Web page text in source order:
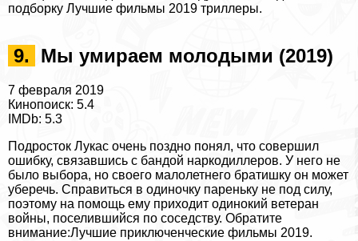
подборку Лучшие фильмы 2019 триллеры.
9. Мы умираем молодыми (2019)
7 февраля 2019
Кинопоиск: 5.4
IMDb: 5.3
Подросток Лукас очень поздно понял, что совершил
ошибку, связавшись с бандой наркодиллеров. У него не
было выбора, но своего малолетнего братишку он может
уберечь. Справиться в одиночку пареньку не под силу,
поэтому на помощь ему приходит одинокий ветеран
войны, поселившийся по соседству. Обратите
внимание:Лучшие приключенческие фильмы 2019.